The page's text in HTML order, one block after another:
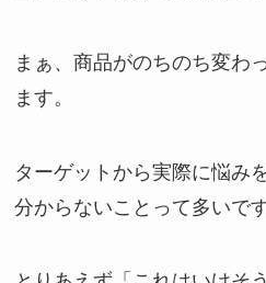
まぁ、商品がのちのち変わ
ます。
ターゲットから実際に悩み
分からないことって多いで